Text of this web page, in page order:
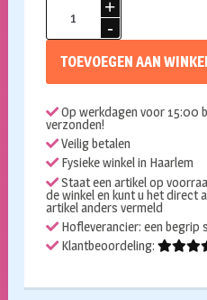
buisje
TOEVOEGEN AAN
Op werkdagen voor 15:00
verzonden!
Veilig betalen
Fysieke winkel in Haarlem
Staat een artikel op
de winkel en kunt u het direct
artikel anders vermeld
Hofleverancier: een begrip
Klantbeoordeling: